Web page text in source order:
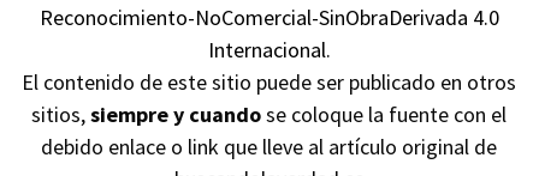
Reconocimiento-NoComercial-SinObraDerivada 4.0
Internacional.
El contenido de este sitio puede ser publicado en otros
sitios,siempre y cuandose coloque la fuente con el
debido enlace o link que lleve al artículo original de